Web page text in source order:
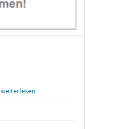
weiterlesen